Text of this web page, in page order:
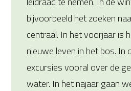
bijvoorbeeld het zoeken
centraal. In het voorjaar is
nieuwe leven in het bos. In
excursies vooral over de
water. In het najaar gaan